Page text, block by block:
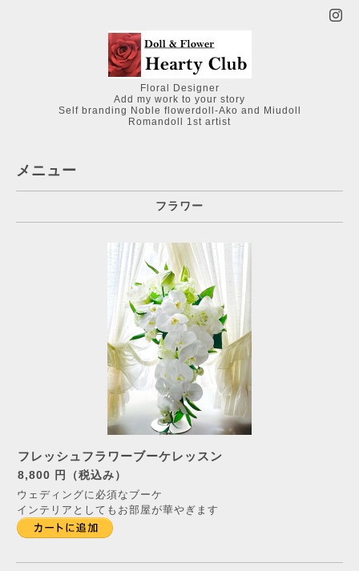
Floral Designer
Add my work to your story
Self branding Noble flowerdoll-Ako and Miudoll
Romandoll 1st artist
メニュー
フラワー
フレッシュフラワーブーケレッスン
8,800 円（税込み）
ウェディングに必須なブーケ
インテリアとしてもお部屋が華やぎます